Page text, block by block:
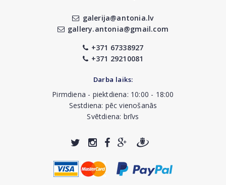
galerija@antonia.lv
gallery.antonia@gmail.com
+371 67338927
+371 29210081
Darba laiks:
Pirmdiena - piektdiena: 10:00 - 18:00
Sestdiena: pēc vienošanās
Svētdiena: brīvs